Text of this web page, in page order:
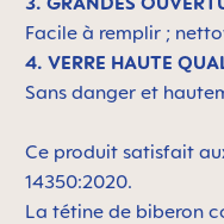
Facile à remplir ;
4. VERRE HAUTE
Sans danger et
Ce produit satisfait
14350:2020.
La tétine de biberon